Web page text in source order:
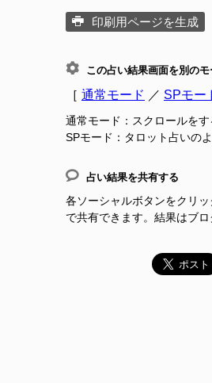
印刷用ページを生成
この占い結果画面を別のモ
［ 通常モード ／ SPモー
通常モード：スクロールを
SPモード：タロット占いの
占い結果を共有する
各ソーシャルボタンをクリ
で共有できます。結果はブ